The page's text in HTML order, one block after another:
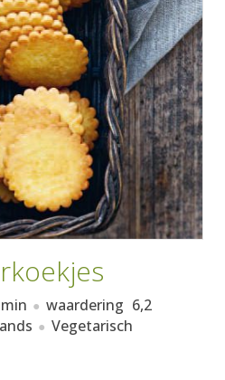
waardering 6,2
Vegetarisch